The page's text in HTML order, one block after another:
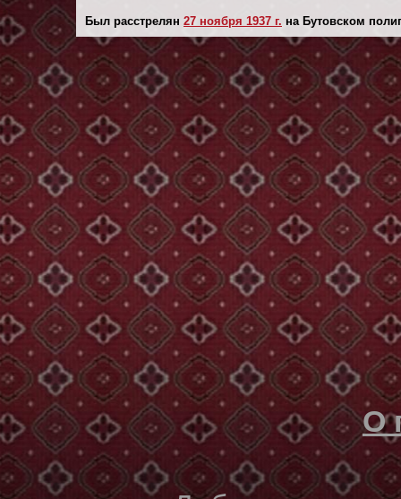
Был расстрелян 27 ноября 1937 г. на Бутовском
О